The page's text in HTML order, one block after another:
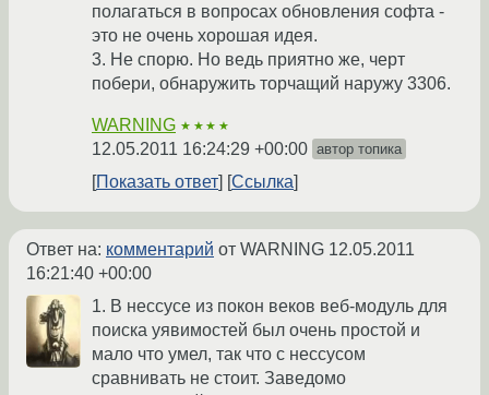
полагаться в вопросах обновления софта -
это не очень хорошая идея.
3. Не спорю. Но ведь приятно же, черт
побери, обнаружить торчащий наружу 3306.
WARNING ★★★★
12.05.2011 16:24:29 +00:00 автор топика
Показать ответ Ссылка
Ответ на: комментарий от WARNING 12.05.2011
16:21:40 +00:00
1. В нессусе из покон веков веб-модуль для
поиска уявимостей был очень простой и
мало что умел, так что с нессусом
сравнивать не стоит. Заведомо